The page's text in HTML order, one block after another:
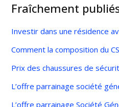
Fraîchement
Investir dans une résidence
Comment la composition du
Prix des chaussures de
L’offre parrainage société
L’offre parrainage Société